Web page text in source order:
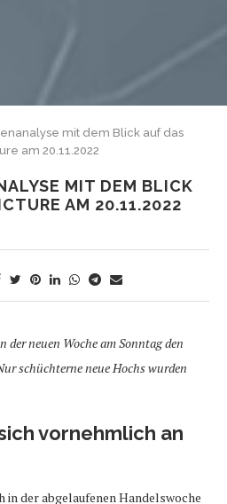
mit dem Blick auf das
am 20.11.2022
MIT DEM BLICK
AM 20.11.2022
der neuen Woche am Sonntag den
schüchterne neue Hochs wurden
vornehmlich an
in der abgelaufenen Handelswoche